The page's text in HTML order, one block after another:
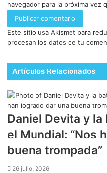
navegador para la próxima vez
Este sitio usa Akismet para
procesan los datos de tu
Artículos Relacionados
Daniel Devita y
el Mundial: “Nos
buena trompada”
26 julio, 2026